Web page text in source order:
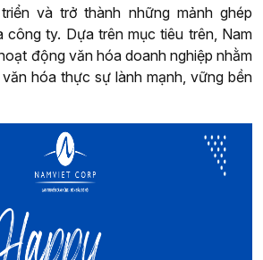
và trở thành những mảnh ghép
công ty. Dựa trên mục tiêu trên, Nam
động văn hóa doanh nghiệp nhằm
hóa thực sự lành mạnh, vững bền